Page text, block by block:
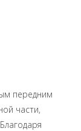
передним
части,